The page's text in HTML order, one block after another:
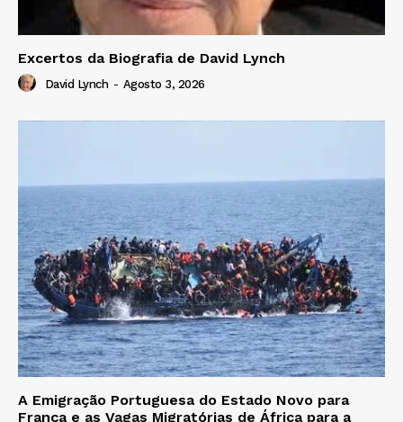
Excertos da Biografia de David Lynch
David Lynch - Agosto 3, 2026
A Emigração Portuguesa do Estado Novo para
França e as Vagas Migratórias de África para a